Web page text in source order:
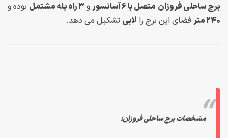
برج ساحلی فروزان متصل با ۶ آسانسور و ۳ راه پله مشتمل
بوده و
۲۴۰ متر
فضای این برج را لابی تشکیل می دهد.
مشخصات برج ساحلی فروزان: